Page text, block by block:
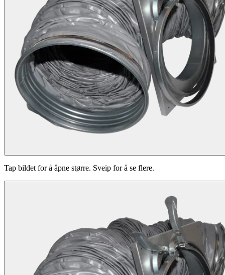
Tap bildet for å åpne større. Sveip for å se flere.